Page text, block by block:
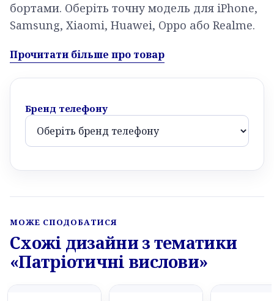
бортами. Оберіть точну модель для iPhone,
Samsung, Xiaomi, Huawei, Oppo або Realme.
Прочитати більше про товар
Бренд телефону
МОЖЕ СПОДОБАТИСЯ
Схожі дизайни з тематики
«Патріотичні вислови»